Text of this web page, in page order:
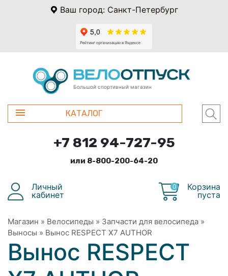
Ваш город: Санкт-Петербург
Большой спортивный магазин
КАТАЛОГ
+7 812 94-727-95
или 8-800-200-64-20
Личный
кабинет
0
Корзина
пуста
Магазин » Велосипеды » Запчасти для велосипеда »
Выносы » Вынос RESPECT Х7 AUTHOR
Вынос RESPECT